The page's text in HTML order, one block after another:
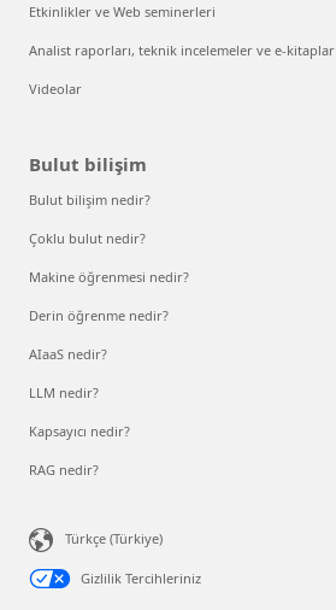
Etkinlikler ve Web seminerleri
Analist raporları, teknik incelemeler ve e-kitaplar
Videolar
Bulut bilişim
Bulut bilişim nedir?
Çoklu bulut nedir?
Makine öğrenmesi nedir?
Derin öğrenme nedir?
AIaaS nedir?
LLM nedir?
Kapsayıcı nedir?
RAG nedir?
Türkçe (Türkiye)
Gizlilik Tercihleriniz